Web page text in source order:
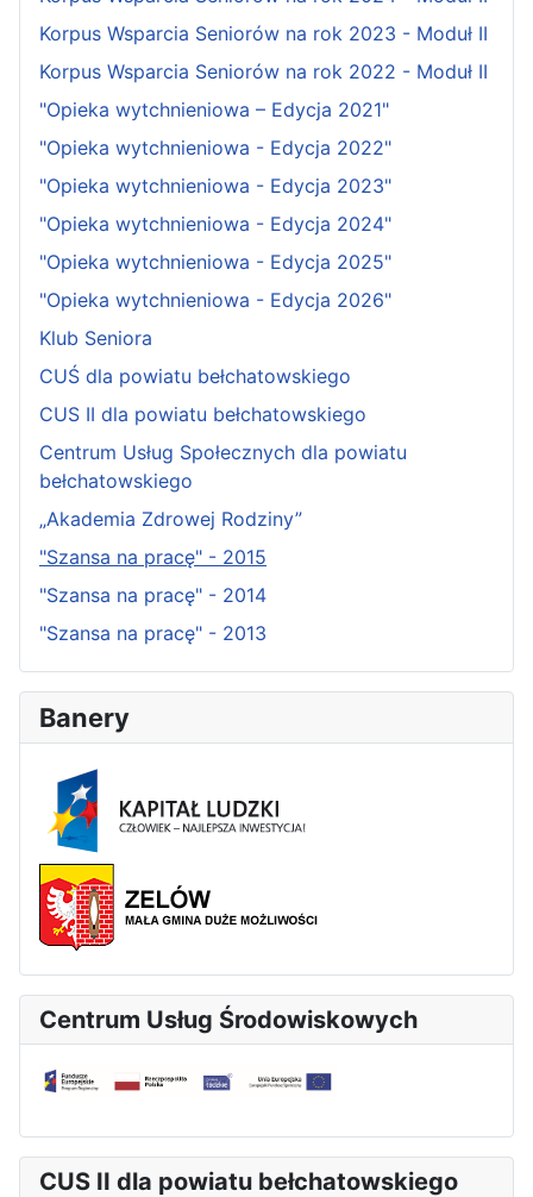
Korpus Wsparcia Seniorów na rok 2023 - Moduł II
Korpus Wsparcia Seniorów na rok 2022 - Moduł II
"Opieka wytchnieniowa – Edycja 2021"
"Opieka wytchnieniowa - Edycja 2022"
"Opieka wytchnieniowa - Edycja 2023"
"Opieka wytchnieniowa - Edycja 2024"
"Opieka wytchnieniowa - Edycja 2025"
"Opieka wytchnieniowa - Edycja 2026"
Klub Seniora
CUŚ dla powiatu bełchatowskiego
CUS II dla powiatu bełchatowskiego
Centrum Usług Społecznych dla powiatu
bełchatowskiego
„Akademia Zdrowej Rodziny”
"Szansa na pracę" - 2015
"Szansa na pracę" - 2014
"Szansa na pracę" - 2013
Banery
Centrum Usług Środowiskowych
CUS II dla powiatu bełchatowskiego